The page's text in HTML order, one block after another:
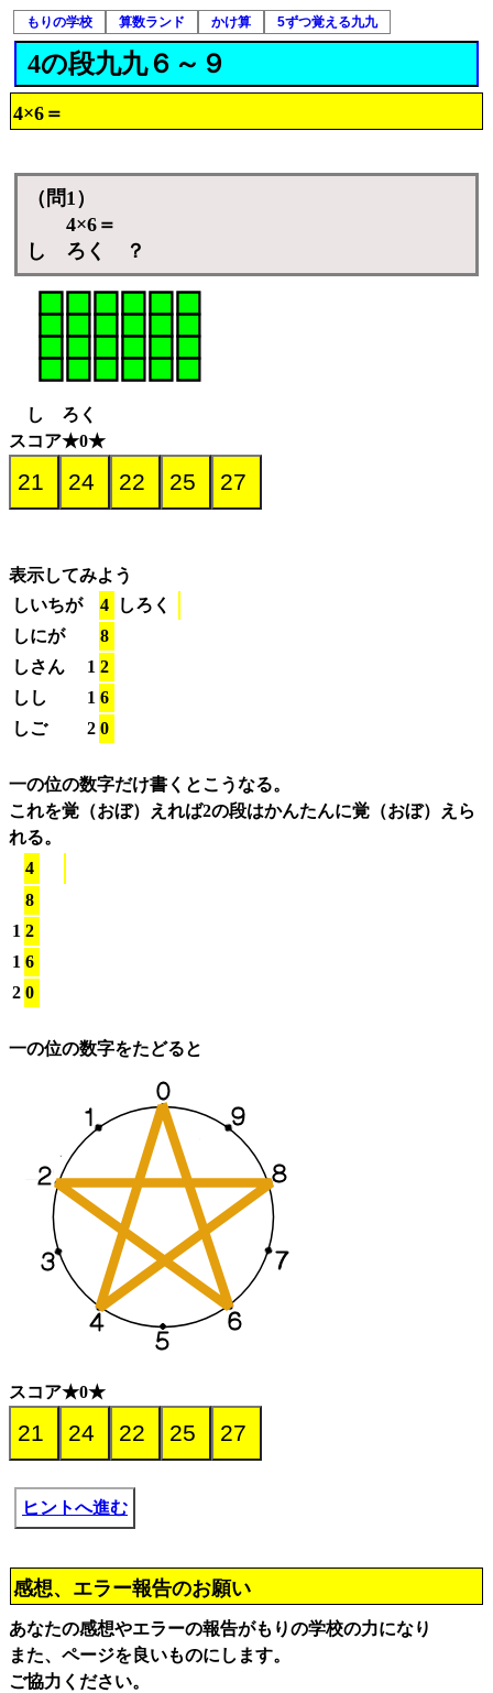
もりの学校 算数ランド かけ算 5ずつ覚える九九
4の段九九６～９
4×6＝
（問1）
4×6＝
し ろく ？
し ろく
スコア★0★
表示してみよう
しいちが
4
しろく
しにが
8
しさん
1 2
しし
1 6
しご
2 0
一の位の数字だけ書くとこうなる。
これを覚（おぼ）えれば2の段はかんたんに覚（おぼ）えら
れる。
4
8
1 2
1 6
2 0
一の位の数字をたどると
スコア★0★
ヒントへ進む
感想、エラー報告のお願い
あなたの感想やエラーの報告がもりの学校の力になり
また、ページを良いものにします。
ご協力ください。